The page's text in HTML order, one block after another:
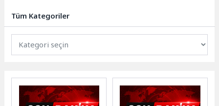
Tüm Kategoriler